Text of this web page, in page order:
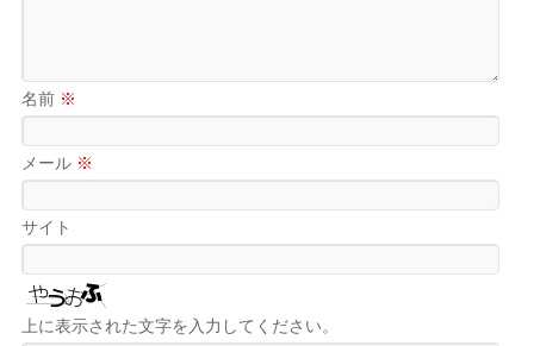
名前 ※
メール ※
サイト
上に表示された文字を入力してください。